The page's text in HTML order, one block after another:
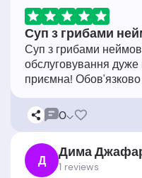
Суп з грибами
Суп з грибами
обслуговування дуже
0
Д Дима
1 reviews